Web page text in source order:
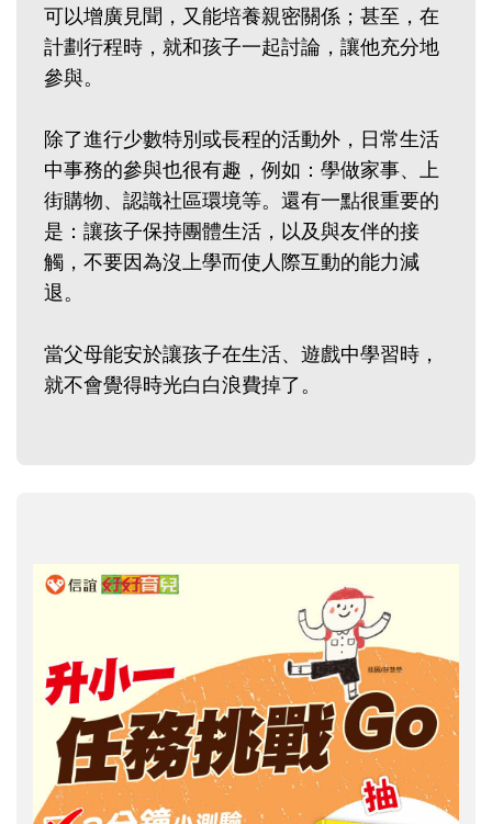
可以增廣見聞，又能培養親密關係；甚至，在
計劃行程時，就和孩子一起討論，讓他充分地
參與。
除了進行少數特別或長程的活動外，日常生活
中事務的參與也很有趣，例如：學做家事、上
街購物、認識社區環境等。還有一點很重要的
是：讓孩子保持團體生活，以及與友伴的接
觸，不要因為沒上學而使人際互動的能力減
退。
當父母能安於讓孩子在生活、遊戲中學習時，
就不會覺得時光白白浪費掉了。